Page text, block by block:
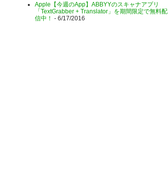
Apple【今週のApp】ABBYYのスキャナアプリ
「TextGrabber + Translator」を期間限定で無料配
信中！ - 6/17/2016